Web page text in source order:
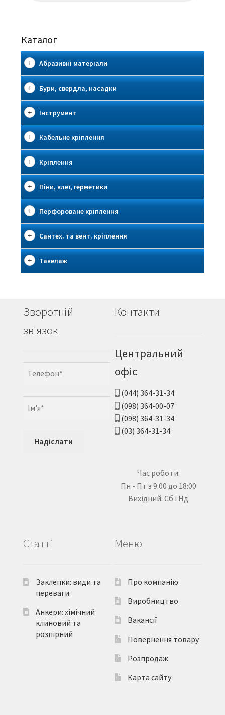
Каталог
Абразивні матеріали
Бури, свердла, насадки
Інструмент
Кабельне кріплення
Кріплення
Піни, клеї, герметики
Перфороване кріплення
Сантех. та вент. кріплення
Такелаж
Зворотній
зв'язок
Контакти
Центральний
офіс
(044) 364-31-34
(098) 364-00-07
(098) 364-31-34
(03) 364-31-34
Час роботи:
Пн - Пт з 9:00 до 18:00
Вихідний: Сб і Нд
Статті
Заклепки: види та
переваги
Анкери: хімічний
клиновий та
розпірний
Меню
Про компанію
Виробництво
Вакансії
Повернення товару
Розпродаж
Карта сайту